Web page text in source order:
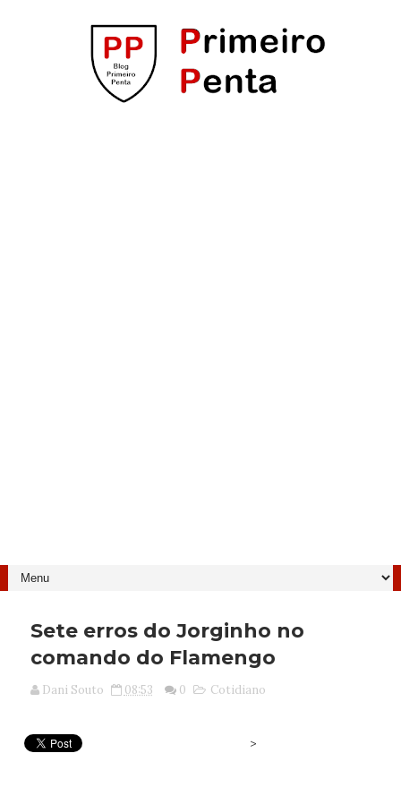
Sete erros do Jorginho no
comando do Flamengo
Dani Souto 08:53 0 Cotidiano
>